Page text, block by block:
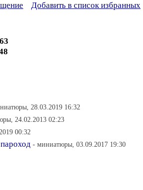
Добавить в список избранных
28.03.2019 16:32
24.02.2013 02:23
00:32
- миниатюры, 03.09.2017 19:30